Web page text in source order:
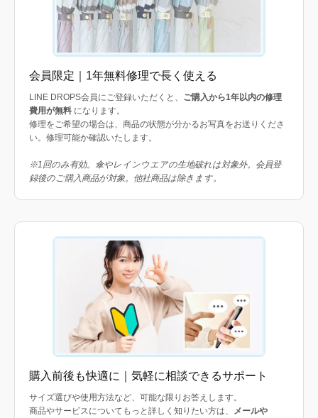
会員限定｜1年無料修理で長く使える
LINE DROPS会員にご登録いただくと、 ご購入から1年以内の修理
費用が無料 になります。
修理をご希望の場合は、商品の状態が分かるお写真をお送りくださ
い。修理可能か確認いたします。
※1回のみ有効。傘やレインウエアの生地破れは対象外。会員登
録後のご購入商品が対象。他社商品は除きます。
購入前後も快適に｜気軽に相談できるサポート
サイズ選びや使用方法など、可能な限りお答えします。
商品やサービスについてもっと詳しく知りたい方は、
メールや